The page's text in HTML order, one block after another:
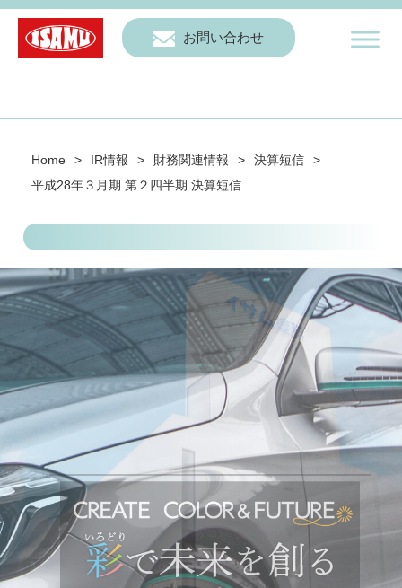
お問い合わせ
Home > IR情報 > 財務関連情報 > 決算短信
>
平成28年３月期 第２四半期 決算短信